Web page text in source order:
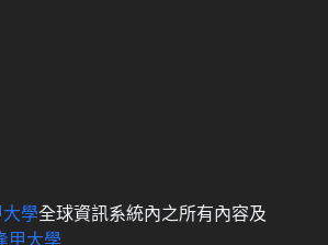
學全球資訊系統內之所有內容及
甲大學